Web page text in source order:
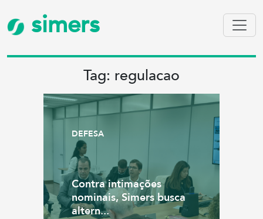
simers
Tag: regulacao
DEFESA
Contra intimações
nominais, Simers busca
altern...